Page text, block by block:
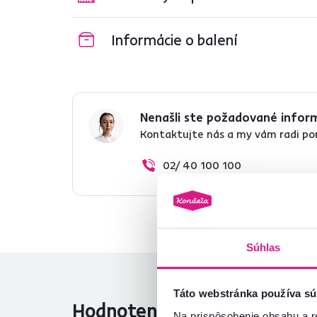
Súhlas
Táto webstránka používa
Informácie o balení
Nenašli ste požadované
Kontaktujte nás a my vám radi
02/ 40 100 100
Hodnotenia produktu